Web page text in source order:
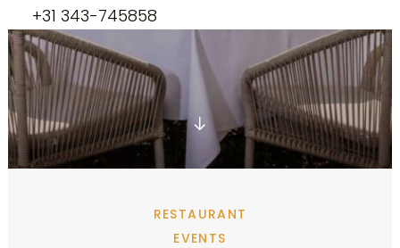
+31 343-745858
RESTAURANT
EVENTS